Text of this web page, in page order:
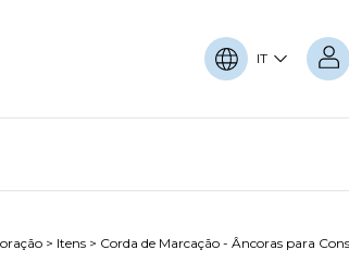
IT
> Itens > Corda de Marcação - Âncoras para